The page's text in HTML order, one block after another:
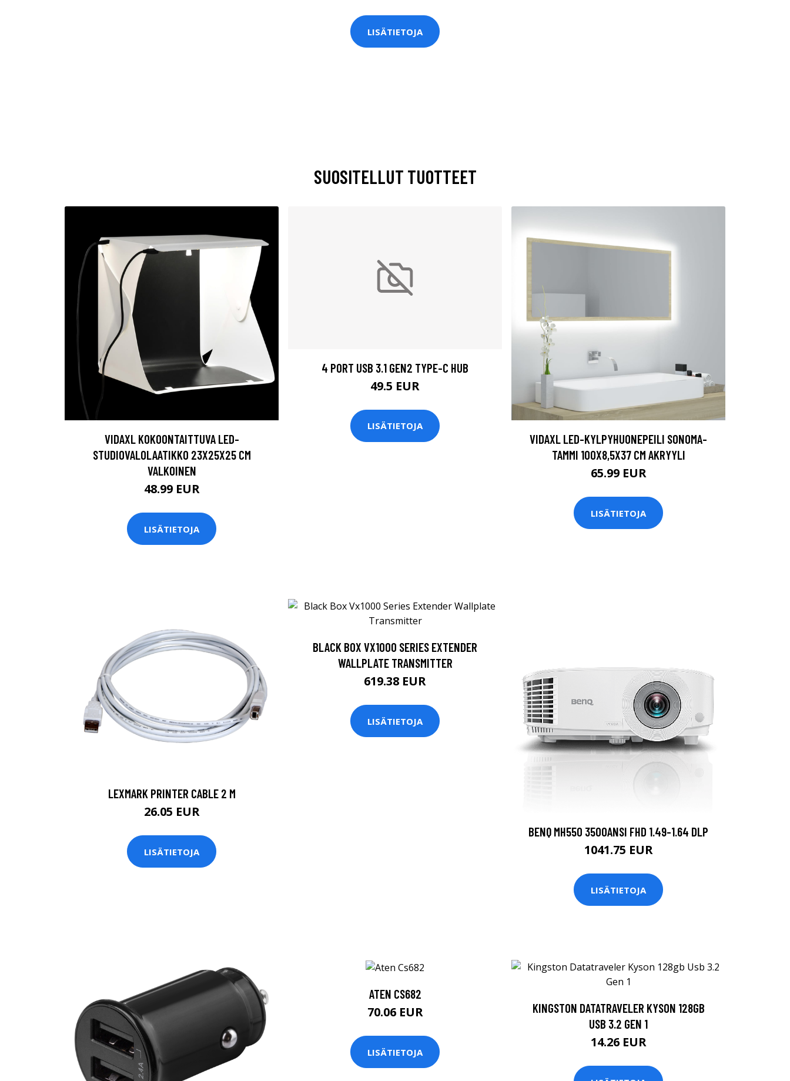
LISÄTIETOJA
SUOSITELLUT TUOTTEET
VIDAXL KOKOONTAITTUVA LED-
STUDIOVALOLAATIKKO 23X25X25 CM
VALKOINEN
48.99 EUR
LISÄTIETOJA
4 PORT USB 3.1 GEN2 TYPE-C HUB
49.5 EUR
LISÄTIETOJA
VIDAXL LED-KYLPYHUONEPEILI SONOMA-
TAMMI 100X8,5X37 CM AKRYYLI
65.99 EUR
LISÄTIETOJA
LEXMARK PRINTER CABLE 2 M
26.05 EUR
LISÄTIETOJA
BLACK BOX VX1000 SERIES EXTENDER
WALLPLATE TRANSMITTER
619.38 EUR
LISÄTIETOJA
BENQ MH550 3500ANSI FHD 1.49-1.64 DLP
1041.75 EUR
LISÄTIETOJA
ATEN CS682
70.06 EUR
LISÄTIETOJA
KINGSTON DATATRAVELER KYSON 128GB
USB 3.2 GEN 1
14.26 EUR